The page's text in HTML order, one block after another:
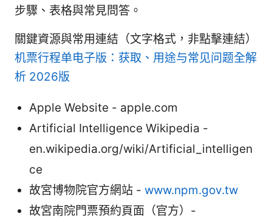
步驟、表格與常見問答。
關鍵資源與常用連結（文字格式，非點擊連結）
机票行程单电子版：获取、用途与常见问题全解
析 2026版
Apple Website - apple.com
Artificial Intelligence Wikipedia -
en.wikipedia.org/wiki/Artificial_intelligen
ce
故宮博物院官方網站 - www.npm.gov.tw
故宮南院門票預約頁面（官方）-